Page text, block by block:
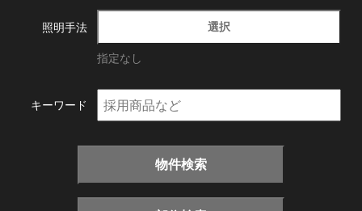
照明手法 選択
指定なし
キーワード
物件検索